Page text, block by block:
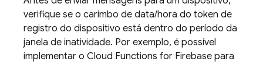
verifique se o carimbo de data/hora do token de
registro do dispositivo está dentro do período da
janela de inatividade. Por exemplo, é possível
implementar o Cloud Functions for Firebase para